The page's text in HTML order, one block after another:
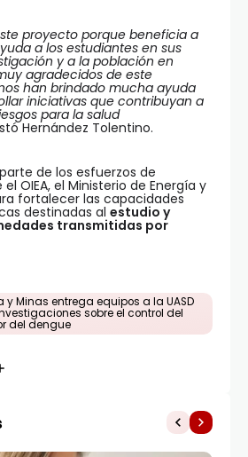
proyecto porque beneficia a
a los estudiantes en sus
y a la población en
agradecidos de este
han brindado mucha ayuda
iniciativas que contribuyan a
para la salud
Hernández Tolentino.
de los esfuerzos de
OIEA, el Ministerio de Energía y
fortalecer las capacidades
destinadas al estudio y
transmitidas por
y Minas entrega equipos a la UASD
sobre el control del
del dengue